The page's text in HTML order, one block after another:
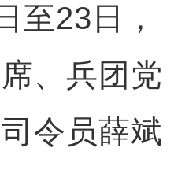
23日，
、兵团党
令员薛斌